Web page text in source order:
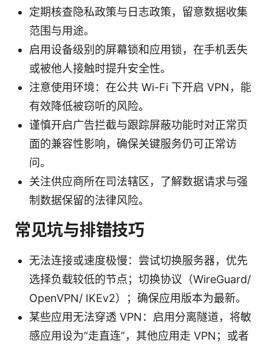
定期核查隐私政策与日志政策，留意数据收集
范围与用途。
启用设备级别的屏幕锁和应用锁，在手机丢失
或被他人接触时提升安全性。
注意使用环境：在公共 Wi-Fi 下开启 VPN，能
有效降低被窃听的风险。
谨慎开启广告拦截与跟踪屏蔽功能时对正常页
面的兼容性影响，确保关键服务仍可正常访
问。
关注供应商所在司法辖区，了解数据请求与强
制数据保留的法律风险。
常见坑与排错技巧
无法连接或速度极慢：尝试切换服务器，优先
选择负载较低的节点；切换协议（WireGuard/
OpenVPN/ IKEv2）；确保应用版本为最新。
某些应用无法穿透 VPN：启用分离隧道，将敏
感应用设为“走直连”，其他应用走 VPN；或者